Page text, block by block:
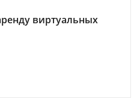
виртуальных